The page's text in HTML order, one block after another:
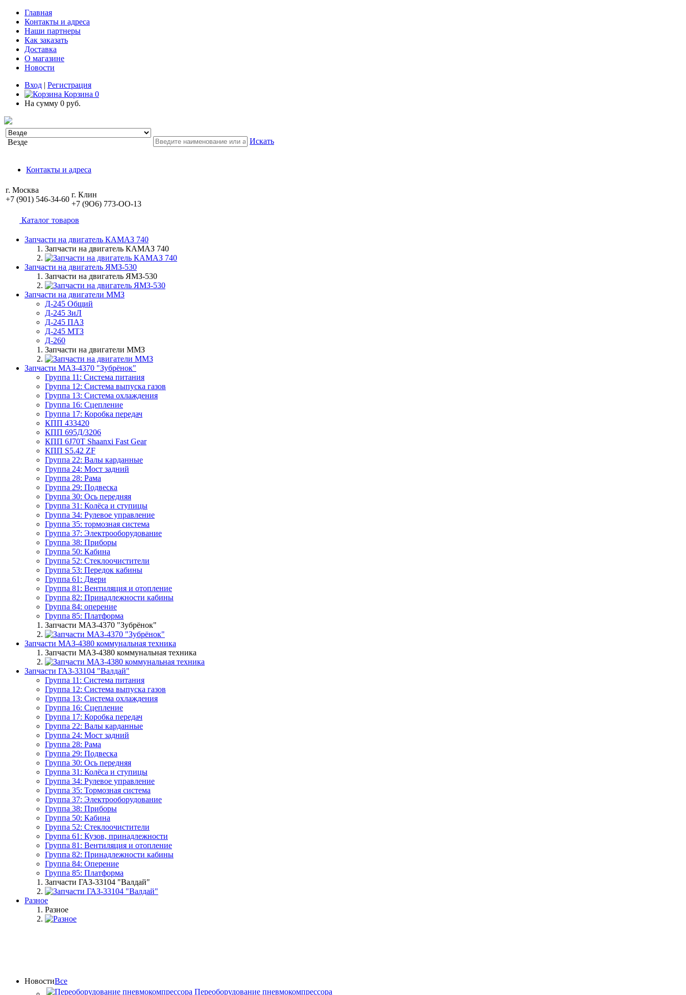
Главная
Контакты и адреса
Наши партнеры
Как заказать
Доставка
О магазине
Новости
Вход | Регистрация
Корзина 0
На сумму 0 руб.
Везде Искать
Контакты и адреса
г. Москва
+7 (901) 546-34-60
г. Клин
+7 (9O6) 773-OO-13
Каталог товаров
Запчасти на двигатель КАМАЗ 740
Запчасти на двигатель КАМАЗ 740
Запчасти на двигатель ЯМЗ-530
Запчасти на двигатель ЯМЗ-530
Запчасти на двигатели ММЗ
Д-245 Общий
Д-245 ЗиЛ
Д-245 ПАЗ
Д-245 МТЗ
Д-260
Запчасти на двигатели ММЗ
Запчасти МАЗ-4370 "Зубрёнок"
Группа 11: Система питания
Группа 12: Система выпуска газов
Группа 13: Система охлаждения
Группа 16: Сцепление
Группа 17: Коробка передач
КПП 433420
КПП 695Д/3206
КПП 6J70T Shaanxi Fast Gear
КПП S5.42 ZF
Группа 22: Валы карданные
Группа 24: Мост задний
Группа 28: Рама
Группа 29: Подвеска
Группа 30: Ось передняя
Группа 31: Колёса и ступицы
Группа 34: Рулевое управление
Группа 35: тормозная система
Группа 37: Электрооборудование
Группа 38: Приборы
Группа 50: Кабина
Группа 52: Стеклоочистители
Группа 53: Передок кабины
Группа 61: Двери
Группа 81: Вентиляция и отопление
Группа 82: Принадлежности кабины
Группа 84: оперение
Группа 85: Платформа
Запчасти МАЗ-4370 "Зубрёнок"
Запчасти МАЗ-4380 коммунальная техника
Запчасти МАЗ-4380 коммунальная техника
Запчасти ГАЗ-33104 "Валдай"
Группа 11: Система питания
Группа 12: Система выпуска газов
Группа 13: Система охлаждения
Группа 16: Сцепление
Группа 17: Коробка передач
Группа 22: Валы карданные
Группа 24: Мост задний
Группа 28: Рама
Группа 29: Подвеска
Группа 30: Ось передняя
Группа 31: Колёса и ступицы
Группа 34: Рулевое управление
Группа 35: Тормозная система
Группа 37: Электрооборудование
Группа 38: Приборы
Группа 50: Кабина
Группа 52: Стеклоочистители
Группа 61: Кузов, принадлежности
Группа 81: Вентиляция и отопление
Группа 82: Принадлежности кабины
Группа 84: Оперение
Группа 85: Платформа
Запчасти ГАЗ-33104 "Валдай"
Разное
Разное
НовостиВсе
Переоборудование пневмокомпрессора